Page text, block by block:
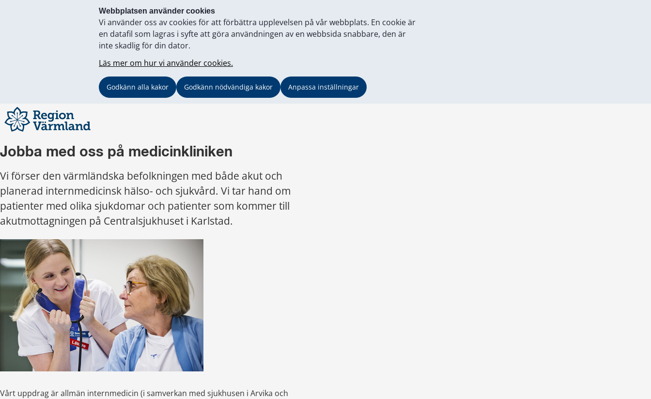
Webbplatsen använder cookies
Vi använder oss av cookies för att förbättra upplevelsen på vår webbplats. En cookie är
en datafil som lagras i syfte att göra användningen av en webbsida snabbare, den är
inte skadlig för din dator.
Läs mer om hur vi använder cookies.
Godkänn alla kakor Godkänn nödvändiga kakor Anpassa inställningar
Jobba med oss på medicinkliniken
Vi förser den värmländska befolkningen med både akut och
planerad internmedicinsk hälso- och sjukvård. Vi tar hand om
patienter med olika sjukdomar och patienter som kommer till
akutmottagningen på Centralsjukhuset i Karlstad.
Vårt uppdrag är allmän internmedicin (i samverkan med sjukhusen i Arvika och